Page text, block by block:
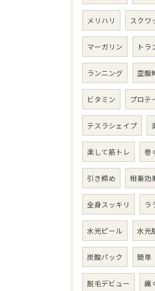
メリハリ スクワ
マーガリン トラ
ランニング 空腹
ビタミン プロテ
テスラシェイプ
楽して筋トレ 巻
引き締め 相乗効
全身スッキリ ラ
水光ピール 水光
炭酸パック 簡単
脱毛デビュー 痛